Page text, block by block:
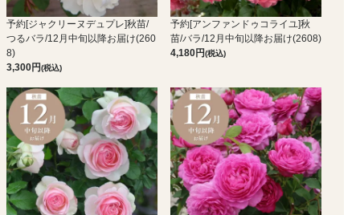
予約[ジャクリーヌデュプレ]秋苗/
つるバラ/12月中旬以降お届け(260
8)
3,300
(税込)
予約[アンファンドゥコライユ]秋
苗/バラ/12月中旬以降お届け(2608)
4,180
(税込)